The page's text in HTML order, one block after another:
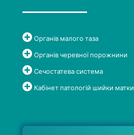
Органів малого таза
Органів черевної порожнини
Сечостатева система
Кабінет патологій шийки матки